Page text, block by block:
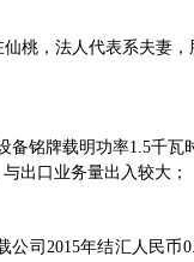
桃，法人代表系夫妻
备铭牌载明功率1.5千
出口业务量出入较大；
公司2015年结汇人民